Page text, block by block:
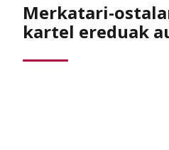
Merkatari-
kartel ereduak